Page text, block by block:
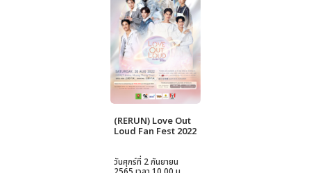
(RERUN) Love Out
Loud Fan Fest 2022
วันศุกร์ที่ 2 กันยายน